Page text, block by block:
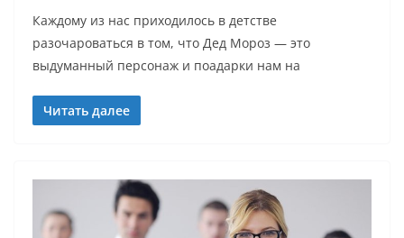
Каждому из нас приходилось в детстве
разочароваться в том, что Дед Мороз — это
выдуманный персонаж и поадарки нам на
Читать далее